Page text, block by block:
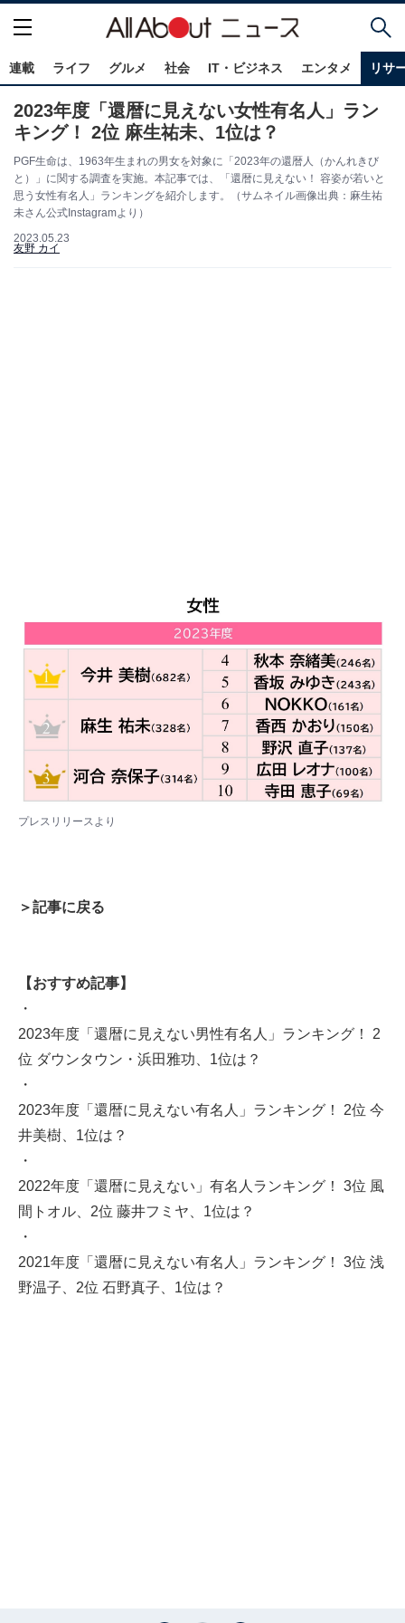
連載 ライフ グルメ 社会 IT・ビジネス エンタメ リサ
2023年度「還暦に見えない女性有名人」ラン
キング！ 2位 麻生祐未、1位は？
PGF生命は、1963年生まれの男女を対象に「2023年の還暦人（かんれきび
と）」に関する調査を実施。本記事では、「還暦に見えない！ 容姿が若いと
思う女性有名人」ランキングを紹介します。（サムネイル画像出典：麻生祐
未さん公式Instagramより）
2023.05.23
友野 カイ
プレスリリース より
＞記事に戻る
【おすすめ記事】
・
2023年度「還暦に見えない男性有名人」ランキング！ 2
位 ダウンタウン・浜田雅功、1位は？
・
2023年度「還暦に見えない有名人」ランキング！ 2位 今
井美樹、1位は？
・
2022年度「還暦に見えない」有名人ランキング！ 3位 風
間トオル、2位 藤井フミヤ、1位は？
・
2021年度「還暦に見えない有名人」ランキング！ 3位 浅
野温子、2位 石野真子、1位は？